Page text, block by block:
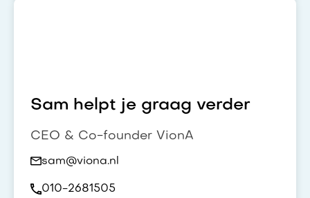
Sam helpt je graag verder
CEO & Co-founder VionA
sam@viona.nl
010-2681505